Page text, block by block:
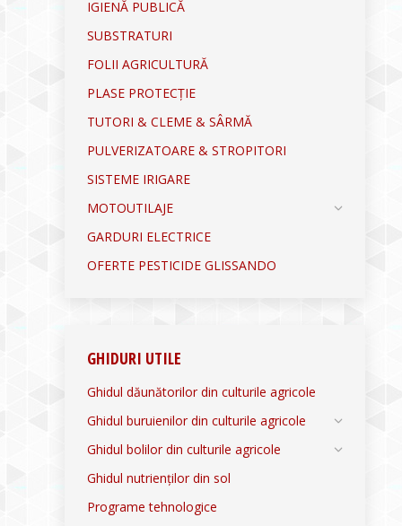
IGIENĂ PUBLICĂ
SUBSTRATURI
FOLII AGRICULTURĂ
PLASE PROTECȚIE
TUTORI & CLEME & SÂRMĂ
PULVERIZATOARE & STROPITORI
SISTEME IRIGARE
MOTOUTILAJE
GARDURI ELECTRICE
OFERTE PESTICIDE GLISSANDO
GHIDURI UTILE
Ghidul dăunătorilor din culturile agricole
Ghidul buruienilor din culturile agricole
Ghidul bolilor din culturile agricole
Ghidul nutrienților din sol
Programe tehnologice